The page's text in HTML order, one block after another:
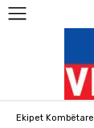
Ekipet Kombëtare